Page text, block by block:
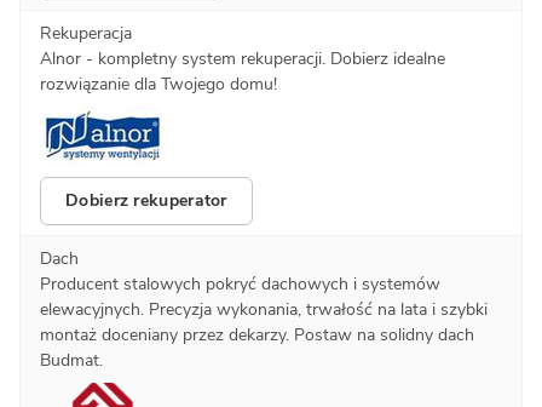
Rekuperacja
Alnor - kompletny system rekuperacji. Dobierz idealne
rozwiązanie dla Twojego domu!
Dobierz rekuperator
Dach
Producent stalowych pokryć dachowych i systemów
elewacyjnych. Precyzja wykonania, trwałość na lata i szybki
montaż doceniany przez dekarzy. Postaw na solidny dach
Budmat.